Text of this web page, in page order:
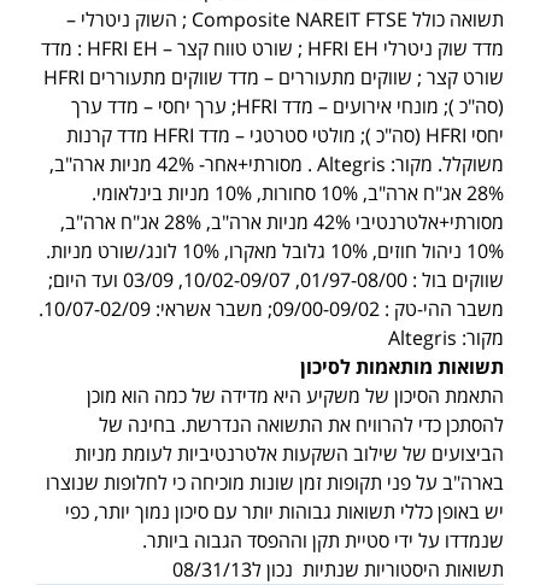
תשואה כולל Composite NAREIT FTSE ; השוק ניטרלי –
מדד שוק ניטרלי HFRI EH ; שורט טווח קצר – HFRI EH : מדד
שורט קצר ; שווקים מתעוררים – מדד שווקים מתעוררים HFRI
(סה"כ ); מונחי אירועים – מדד HFRI; ערך יחסי – מדד ערך
יחסי HFRI (סה"כ ); מולטי סטרטגי – מדד HFRI מדד קרנות
משוקלל. מקור: Altegris . מסורתי+אחר- 42% מניות ארה"ב,
28% אג"ח ארה"ב, 10% סחורות, 10% מניות בינלאומי.
מסורתי+אלטרנטיבי 42% מניות ארה"ב, 28% אג"ח ארה"ב,
10% ניהול חוזים, 10% גלובל מאקרו, 10% לונג/שורט מניות.
שווקים בול : 01/97-08/00, 10/02-09/07, 03/09 ועד היום;
משבר ההי-טק : 09/00-09/02; משבר אשראי: 10/07-02/09.
מקור: Altegris
תשואות מותאמות לסיכון
התאמת הסיכון של משקיע היא מדידה של כמה הוא מוכן
להסתכן כדי להרוויח את התשואה הנדרשת. בחינה של
הביצועים של שילוב השקעות אלטרנטיביות לעומת מניות
בארה"ב על פני תקופות זמן שונות מוכיחה כי לחלופות שנוצרו
יש באופן כללי תשואות גבוהות יותר עם סיכון נמוך יותר, כפי
שנמדדו על ידי סטיית תקן וההפסד הגבוה ביותר.
תשואות היסטוריות שנתיות נכון ל08/31/13